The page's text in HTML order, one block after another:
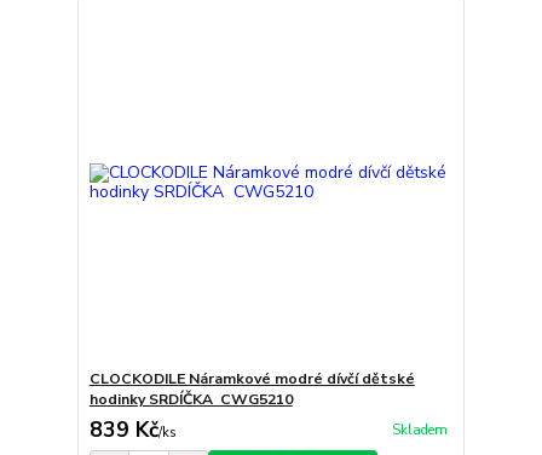
CLOCKODILE Náramkové modré dívčí dětské
hodinky SRDÍČKA CWG5210
839 Kč/ks Skladem